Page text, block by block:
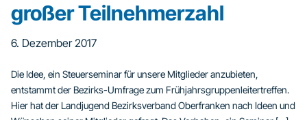
großer Teilnehmerzahl
6. Dezember 2017
Die Idee, ein Steuerseminar für unsere Mitglieder anzubieten,
entstammt der Bezirks-Umfrage zum Frühjahrsgruppenleitertreffen.
Hier hat der Landjugend Bezirksverband Oberfranken nach Ideen und